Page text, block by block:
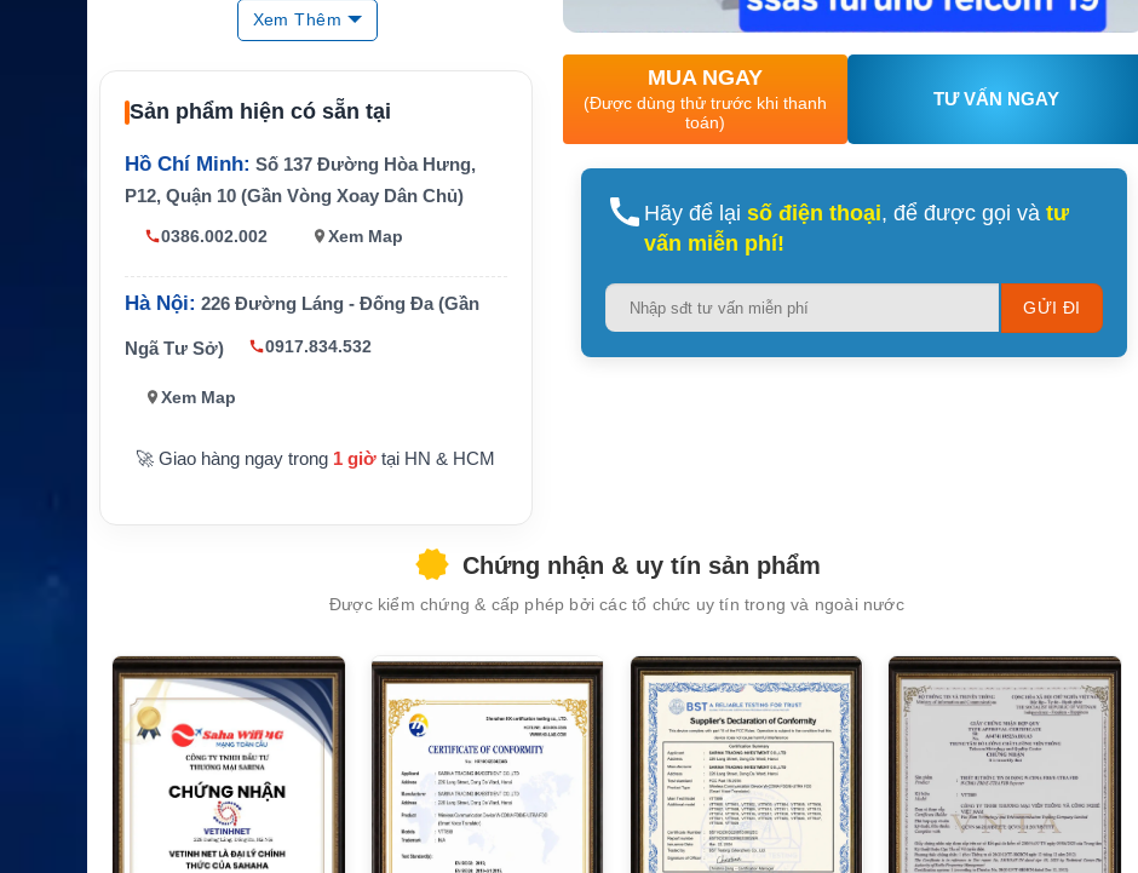
Hỗ trợ GMD
Dịch vụ hỗ t
rợ
SafetyNET, FleetNET, Email
Ứng dụng Maritime Satellite Communication
Lắp đặt Tàu biển và phương tiện hàng hải
sóng
Xem Thêm
Sản phẩm hiện có sẵn tại
Hồ Chí Minh: Số 137 Đường Hòa Hưng,
P12, Quận 10 (Gần Vòng Xoay Dân Chủ)
0386.002.002 Xem Map
Hà Nội: 226 Đường Láng - Đống Đa (Gần
Ngã Tư Sở) 0917.834.532
Xem Map
🚀 Giao hàng ngay trong 1 giờ tại HN & HCM
MUA NGAY
(Được dùng thử trước khi thanh
toán)
TƯ VẤN NGAY
Hãy để lại số điện thoại, để được gọi và tư
vấn miễn phí!
Please
this
Chứng nhận & uy tín sản phẩm
Được kiểm chứng & cấp phép bởi các tổ chức uy tín trong và ngoài nước
XEM CHI TIẾT XEM CHI TIẾT XEM CHI TIẾT